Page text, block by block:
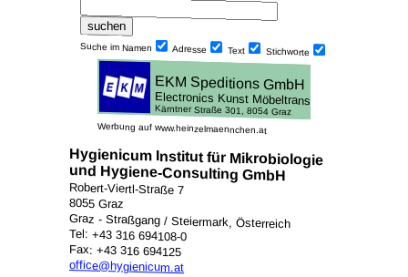
Suche im Namen Adresse Text Stich­worte
Werbung auf www.heinzelmaennchen.at
Hygienicum Institut für Mikrobiologie
und Hygiene-Consulting GmbH
Robert-Viertl-Straße 7
8055 Graz
Graz - Straßgang / Steiermark, Österreich
Tel: +43 316 694108-0
Fax: +43 316 694125
office@hygienicum.at